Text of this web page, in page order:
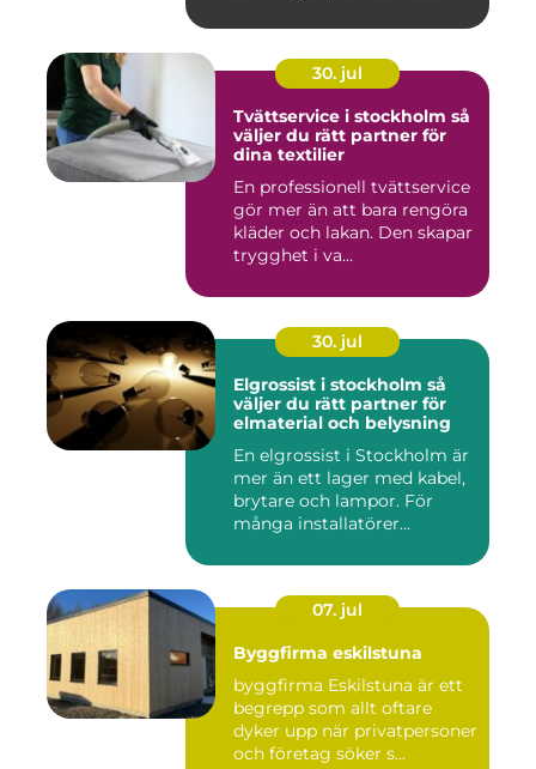
30. jul
Tvättservice i stockholm så
väljer du rätt partner för
dina textilier
En professionell tvättservice
gör mer än att bara rengöra
kläder och lakan. Den skapar
trygghet i va...
30. jul
Elgrossist i stockholm så
väljer du rätt partner för
elmaterial och belysning
En elgrossist i Stockholm är
mer än ett lager med kabel,
brytare och lampor. För
många installatörer...
07. jul
Byggfirma eskilstuna
byggfirma Eskilstuna är ett
begrepp som allt oftare
dyker upp när privatpersoner
och företag söker s...